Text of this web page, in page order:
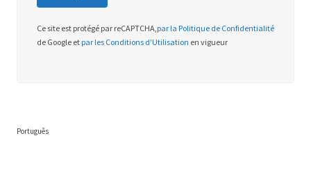
Ce site est protégé par reCAPTCHA, par la Politique de Confidentialité
de Google et par les Conditions d'Utilisation en vigueur
Português